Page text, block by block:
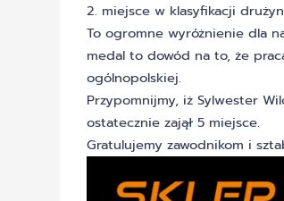
2. miejsce w klasyfikacji
To ogromne wyróżnienie dla
medal to dowód na to, że
ogólnopolskiej.
Przypomnijmy, iż Sylwester
ostatecznie zajął 5 miejsce.
Gratulujemy zawodnikom i